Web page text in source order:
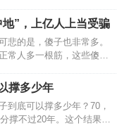
通往真诚，因为真诚本身
币，有真有假。假朋友在
正的朋友，不在于花言巧
不靠谱的人，到底有什么
靠谱的人？ 今天这篇文
考。 1 约定时间内给到反
别人发起了一件事，你不
环到这个发起…
”，上亿人上当受骗
悲的是，傻子也非常多。
常人多一根筋，这些傻子
是戏弄您，只要你去以下
变成个傻子，且还不知
中地：股市股市，本来是
成了个骗子集中地。企业
撑多少年
到底可以撑多少年？70，
撑不过20年。这个结果显